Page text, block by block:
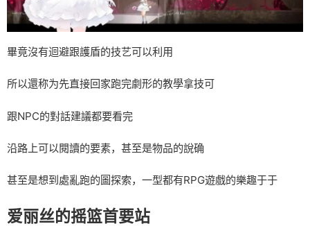
畢竟沒有迴避跟護盾的技艺可以利用
所以還称为先直接回家跑完劇形的教學拿技可
跟NPC的對話建議都要看完
沿路上可以閱讀的要素，甚至是物品的說确
甚至是想到處亂跑的圖探索，一型都有RPG遊戲的樂趣于于
爱丽丝的摇篮首要站